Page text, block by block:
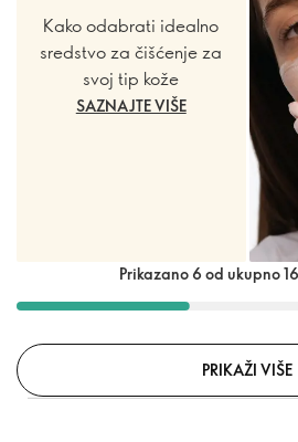
Kako odabrati idealno
sredstvo za čišćenje za
svoj tip kože
SAZNAJTE VIŠE
Prikazano 6 od ukupno
PRIKAŽI VIŠE